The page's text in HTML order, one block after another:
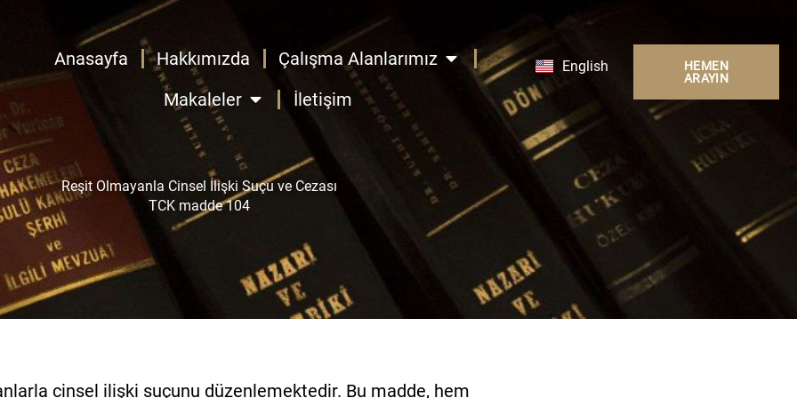
Anasayfa Hakkımızda Çalışma Alanlarımız OPEN ÇALIŞMA ALANLARIMIZ
Makaleler OPEN MAKALELER
İletişim
English
HEMEN
ARAYIN
Reşit Olmayanla Cinsel İlişki Suçu ve Cezası
TCK madde 104
cinsel ilişki suçunu düzenlemektedir. Bu madde, hem